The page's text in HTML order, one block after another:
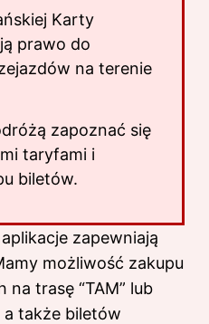
Karty
prawo do
na terenie
zapoznać się
taryfami i
biletów.
zapewniają
możliwość zakupu
trasę “TAM” lub
a także biletów